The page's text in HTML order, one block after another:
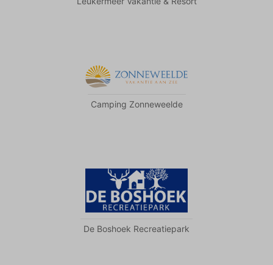
Camping Zonneweelde
De Boshoek Recreatiepark